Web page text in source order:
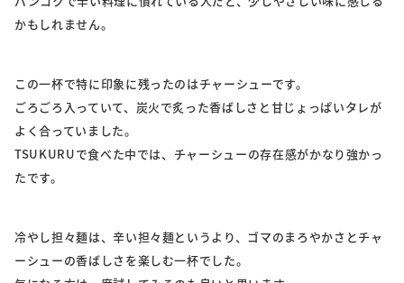
かもしれません。
この一杯で特に印象に残ったのはチャーシューです。
ごろごろ入っていて、炭火で炙った香ばしさと甘じょっぱいタレが
よく合っていました。
TSUKURUで食べた中では、チャーシューの存在感がかなり強かっ
たです。
冷やし担々麺は、辛い担々麺というより、ゴマのまろやかさとチャ
ーシューの香ばしさを楽しむ一杯でした。